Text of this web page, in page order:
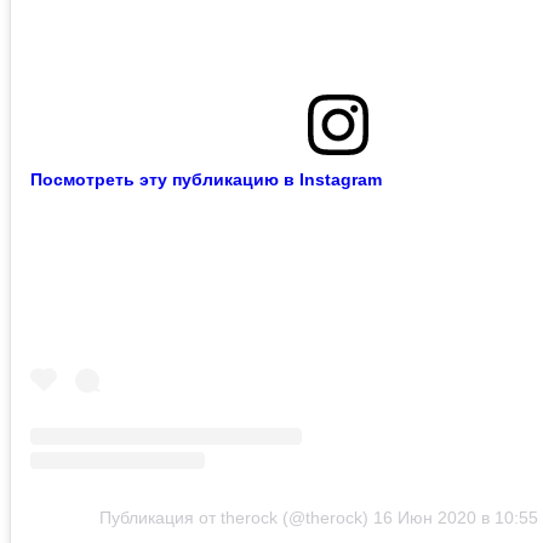
Посмотреть эту публикацию в Instagram
Публикация от therock (@therock) 16 Июн 2020 в 10:55